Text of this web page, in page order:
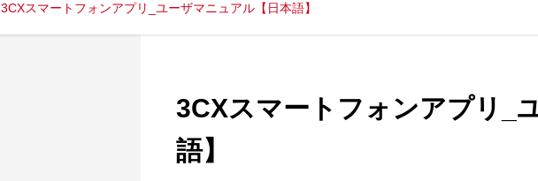
3CXスマートフォンアプリ_ユーザマニュアル【日本語】
3CXスマートフォンアプリ_
語】